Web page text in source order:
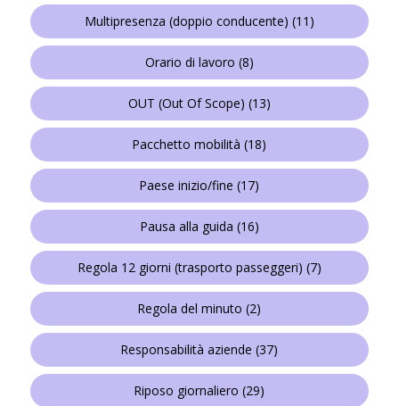
Multipresenza (doppio conducente) (11)
Orario di lavoro (8)
OUT (Out Of Scope) (13)
Pacchetto mobilità (18)
Paese inizio/fine (17)
Pausa alla guida (16)
Regola 12 giorni (trasporto passeggeri) (7)
Regola del minuto (2)
Responsabilità aziende (37)
Riposo giornaliero (29)